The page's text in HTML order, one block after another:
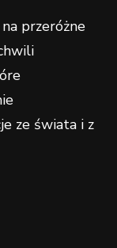
przeróżne
ze świata i z